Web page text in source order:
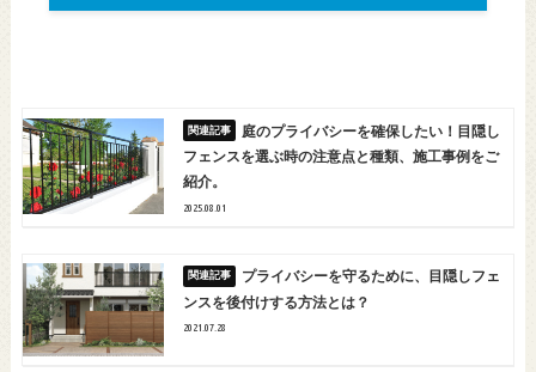
庭のプライバシーを確保したい！目隠し
フェンスを選ぶ時の注意点と種類、施工事例をご
紹介。
2025.08.01
プライバシーを守るために、目隠しフェ
ンスを後付けする方法とは？
2021.07.28